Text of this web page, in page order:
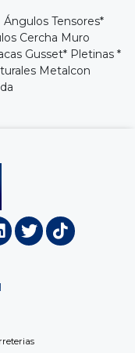
Ángulos Tensores*
Cercha Muro
Gusset* Pletinas *
Metalcon